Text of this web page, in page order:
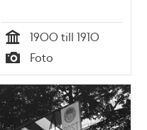
Tid
1900 till 1910
Typ
Foto